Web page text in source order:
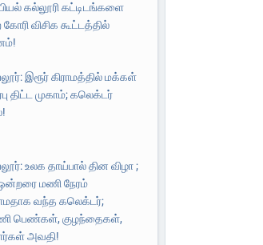
கல்லூரி கட்டிடங்களை
விசிக கூட்டத்தில்
இரூர் கிராமத்தில் மக்கள்
திட்ட முகாம்; கலெக்டர்
உலக தாய்பால் தின விழா ;
ஒன்றரை மணி நேரம்
வந்த கலெக்டர்;
பெண்கள், குழந்தைகள்,
அவதி!